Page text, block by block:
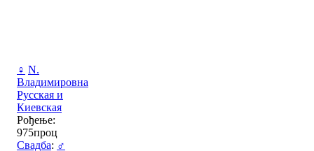
♀ N.
Владимировна
Русская и
Киевская
Рођење:
975проц
Свадба: ♂